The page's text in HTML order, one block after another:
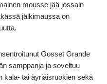
mousse jää jossain
jälkimaussa on
Gosset Grande
samppanja ja soveltuu
kala- tai äyriäisruokien sekä